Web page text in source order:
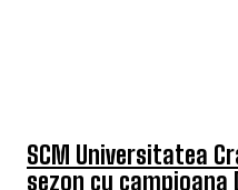
SCM Universitatea
sezon cu campioana